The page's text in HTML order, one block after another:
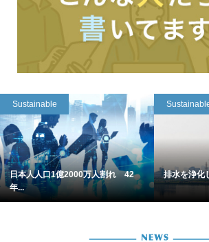
Sustainable
日本人人口1億2000万人割れ 42
年...
排水を浄化